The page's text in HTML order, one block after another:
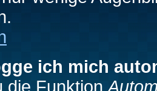
ich mich
die Funktion